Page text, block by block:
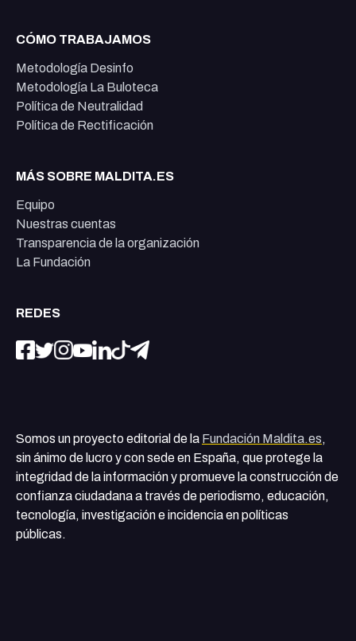
CÓMO TRABAJAMOS
Metodología Desinfo
Metodología La Buloteca
Política de Neutralidad
Política de Rectificación
MÁS SOBRE MALDITA.ES
Equipo
Nuestras cuentas
Transparencia de la organización
La Fundación
REDES
Somos un proyecto editorial de la Fundación Maldita.es,
sin ánimo de lucro y con sede en España, que protege la
integridad de la información y promueve la construcción de
confianza ciudadana a través de periodismo, educación,
tecnología, investigación e incidencia en políticas
públicas.